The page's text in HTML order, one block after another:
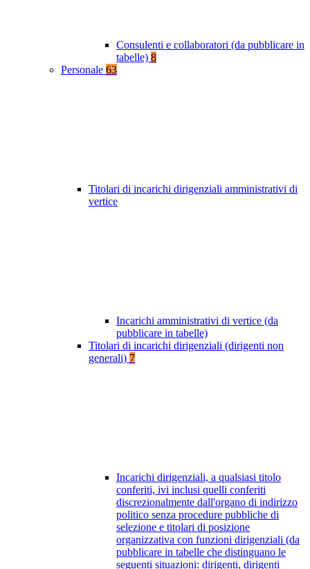
Consulenti e collaboratori (da pubblicare in
tabelle) 8
Personale 63
Titolari di incarichi dirigenziali amministrativi di
vertice
Incarichi amministrativi di vertice (da
pubblicare in tabelle)
Titolari di incarichi dirigenziali (dirigenti non
generali) 7
Incarichi dirigenziali, a qualsiasi titolo
conferiti, ivi inclusi quelli conferiti
discrezionalmente dall'organo di indirizzo
politico senza procedure pubbliche di
selezione e titolari di posizione
organizzativa con funzioni dirigenziali (da
pubblicare in tabelle che distinguano le
seguenti situazioni: dirigenti, dirigenti